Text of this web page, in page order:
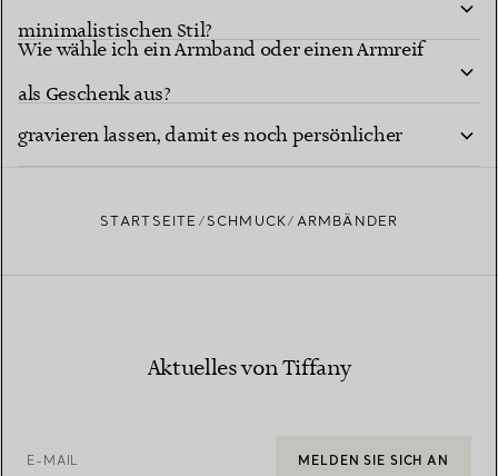
minimalistischen Stil?
Wie wähle ich ein Armband oder einen Armreif
als Geschenk aus?
Kann ich ein Armband personalisieren oder
gravieren lassen, damit es noch persönlicher
STARTSEITE SCHMUCK ARMBÄNDER
Aktuelles von Tiffany
E-MAIL MELDEN SIE SICH AN